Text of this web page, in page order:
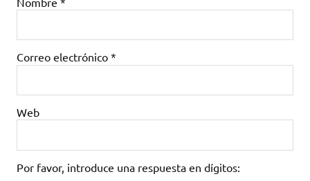
Correo electrónico *
Web
Por favor, introduce una respuesta en dígitos: